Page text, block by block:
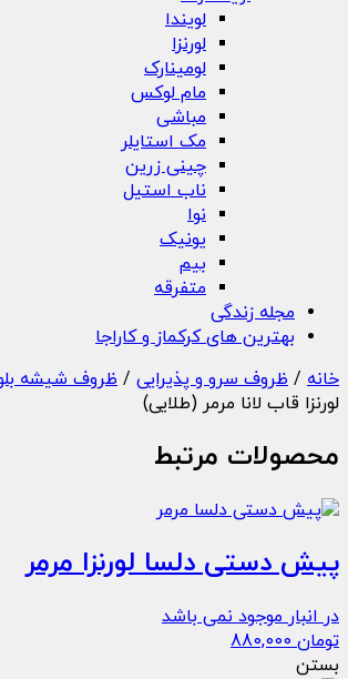
لویندا
لورنزا
لومینارک
مام لوکس
مباشی
مک استایلر
چینی زرین
ناب استیل
نوا
یونیک
بیم
متفرقه
مجله زندگی
بهترین های کرکماز و کاراجا
خانه / ظروف سرو و پذیرایی / ظروف شیشه
لورنزا قاب لانا مرمر (طلایی)
محصولات مرتبط
پیش دستی دلسا لورنزا مرمر
در انبار موجود نمی باشد
تومان880,000
بستن